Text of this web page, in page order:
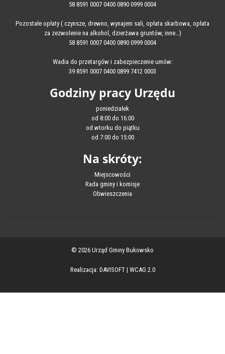
58 8591 0007 0400 0890 0999 0004
Pozostałe opłaty ( czynsze, drewno, wynajem sali, opłata skarbowa, opłata
za zezwolenie na alkohol, dzierżawa gruntów, inne…)
58 8591 0007 0400 0890 0999 0004
Wadia do przetargów i zabezpieczenie umów:
39 8591 0007 0400 0899 7412 0003
Godziny pracy Urzędu
poniedziałek
od 8:00 do 16:00
od wtorku do piątku
od 7:00 do 15:00
Na skróty:
Miejscowości
Rada gminy i komisje
Obwieszczenia
© 2026 Urząd Gminy Bukowsko
Realizacja: DAVISOFT| WCAG 2.0